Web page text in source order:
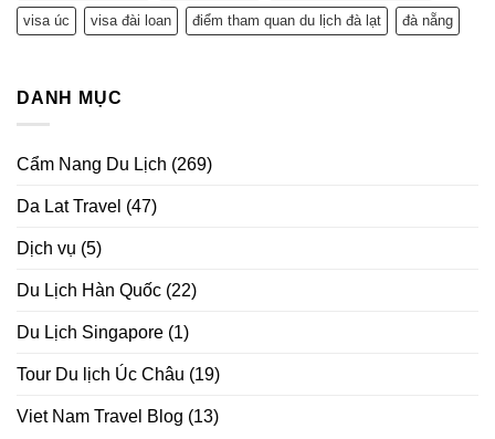
visa úc visa đài loan điểm tham quan du lịch đà lạt đà nẵng
DANH MỤC
Cẩm Nang Du Lịch (269)
Da Lat Travel (47)
Dịch vụ (5)
Du Lịch Hàn Quốc (22)
Du Lịch Singapore (1)
Tour Du lịch Úc Châu (19)
Viet Nam Travel Blog (13)